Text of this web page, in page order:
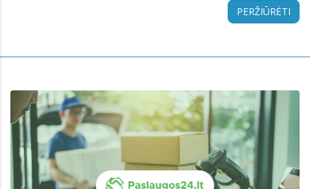
PERŽIŪRĖTI